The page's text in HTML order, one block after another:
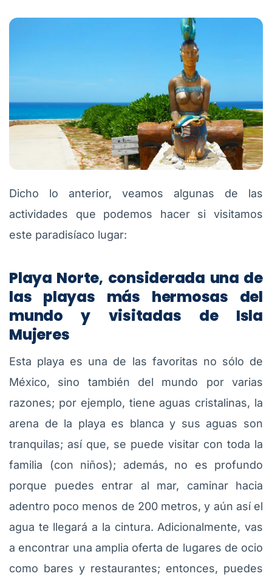
Dicho lo anterior, veamos algunas de las
actividades que podemos hacer si visitamos
este paradisíaco lugar:
Playa Norte, considerada una de
las playas más hermosas del
mundo y visitadas de Isla
Mujeres
Esta playa es una de las favoritas no sólo de
México, sino también del mundo por varias
razones; por ejemplo, tiene aguas cristalinas, la
arena de la playa es blanca y sus aguas son
tranquilas; así que, se puede visitar con toda la
familia (con niños); además, no es profundo
porque puedes entrar al mar, caminar hacia
adentro poco menos de 200 metros, y aún así el
agua te llegará a la cintura. Adicionalmente, vas
a encontrar una amplia oferta de lugares de ocio
como bares y restaurantes; entonces, puedes